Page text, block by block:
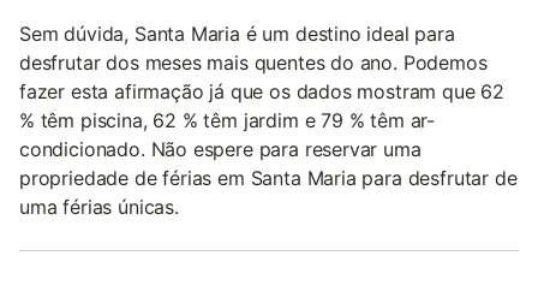
Sem dúvida, Santa Maria é um destino ideal para
desfrutar dos meses mais quentes do ano. Podemos
fazer esta afirmação já que os dados mostram que 62
% têm piscina, 62 % têm jardim e 79 % têm ar-
condicionado. Não espere para reservar uma
propriedade de férias em Santa Maria para desfrutar de
uma férias únicas.